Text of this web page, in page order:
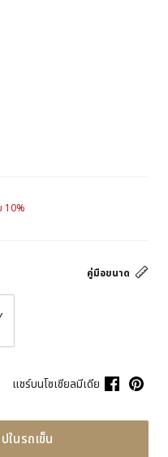
10%
คู่มือขนาด
แชร์บนโซเชียลมีเดีย
ในรถเข็น